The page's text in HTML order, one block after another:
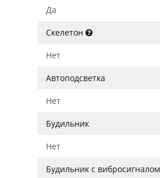
Да
Скелетон
Нет
Автоподсветка
Нет
Будильник
Нет
Будильник с вибросигналом